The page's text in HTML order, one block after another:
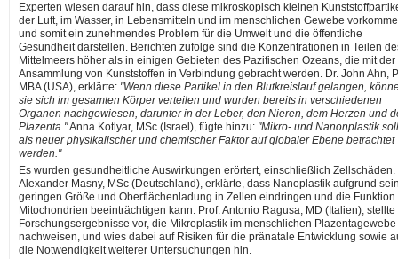
Experten wiesen darauf hin, dass diese mikroskopisch kleinen
der Luft, im Wasser, in Lebensmitteln und im menschlichen Gewebe
und somit ein zunehmendes Problem für die Umwelt und die öffentliche
Gesundheit darstellen. Berichten zufolge sind die Konzentrationen in Teilen
Mittelmeers höher als in einigen Gebieten des Pazifischen Ozeans, die mit der
Ansammlung von Kunststoffen in Verbindung gebracht werden. Dr. John Ahn,
MBA (USA), erklärte: "Wenn diese Partikel in den Blutkreislauf gelangen,
sie sich im gesamten Körper verteilen und wurden bereits in verschiedenen
Organen nachgewiesen, darunter in der Leber, den Nieren, dem Herzen und
Plazenta."Anna Kotlyar, MSc (Israel), fügte hinzu: "Mikro- und Nanonplastik
als neuer physikalischer und chemischer Faktor auf globaler Ebene betrachtet
werden."
Es wurden gesundheitliche Auswirkungen erörtert, einschließlich Zellschäden.
Alexander Masny, MSc (Deutschland), erklärte, dass Nanoplastik aufgrund
geringen Größe und Oberflächenladung in Zellen eindringen und die Funktion
Mitochondrien beeinträchtigen kann. Prof. Antonio Ragusa, MD (Italien), stellte
Forschungsergebnisse vor, die Mikroplastik im menschlichen Plazentagewebe
nachweisen, und wies dabei auf Risiken für die pränatale Entwicklung sowie
die Notwendigkeit weiterer Untersuchungen hin.